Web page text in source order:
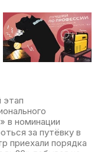
этап
в номинации
за путёвку в
приехали порядка